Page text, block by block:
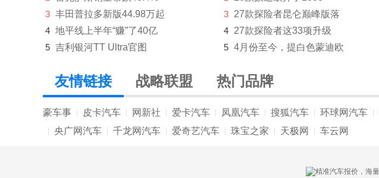
方程豹
飞凡汽车
丰田
FREELANDER神行者
福特
福田
3 丰田普拉多新版44.98万起
4 地平线上半年“赚”了40亿
5 吉利银河TT Ultra官图
3 27款探险者昆仑巅峰版落
4 27款探险者这33项升级
5 4月份至今，提白色蒙迪欧
友情链接 战略联盟 热门品牌
豪车事 皮卡汽车 网新社 爱卡汽车 凤凰汽车 搜狐汽车 环球网汽车
央广网汽车 千龙网汽车 爱奇艺汽车 珠宝之家 天极网 车云网